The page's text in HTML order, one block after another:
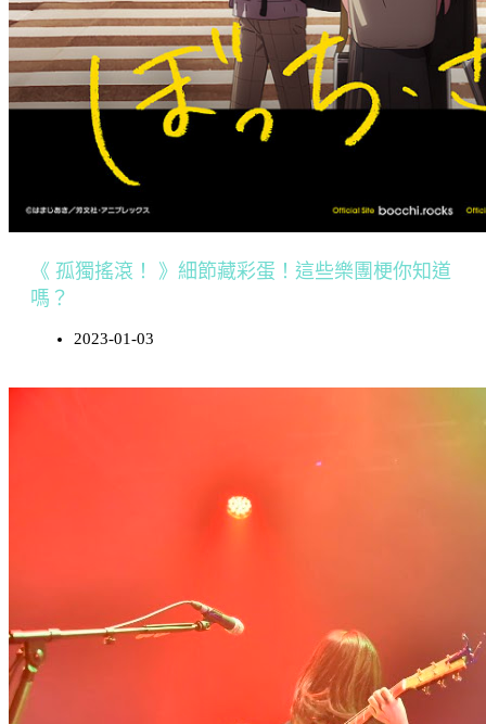
《 孤獨搖滾！ 》細節藏彩蛋！這些樂團梗你知道
嗎？
2023-01-03